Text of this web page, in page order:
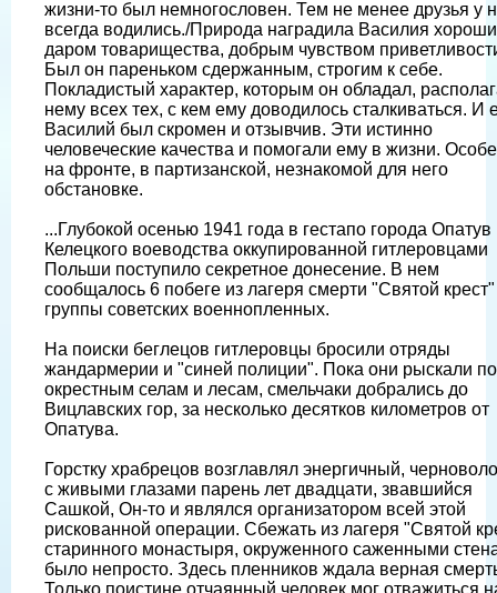
жизни-то был немногословен. Тем не менее друзья у
всегда водились./Природа наградила Василия
даром товарищества, добрым чувством
Был он пареньком сдержанным, строгим к себе.
Покладистый характер, которым он обладал,
нему всех тех, с кем ему доводилось сталкиваться. И
Василий был скромен и отзывчив. Эти истинно
человеческие качества и помогали ему в жизни.
на фронте, в партизанской, незнакомой для него
обстановке.
...Глубокой осенью 1941 года в гестапо города Опатув
Келецкого воеводства оккупированной гитлеровцами
Польши поступило секретное донесение. В нем
сообщалось 6 побеге из лагеря смерти "Святой крест"
группы советских военнопленных.
На поиски беглецов гитлеровцы бросили отряды
жандармерии и "синей полиции". Пока они рыскали по
окрестным селам и лесам, смельчаки добрались до
Вицлавских гор, за несколько десятков километров от
Опатува.
Горстку храбрецов возглавлял энергичный,
с живыми глазами парень лет двадцати, звавшийся
Сашкой, Он-то и являлся организатором всей этой
рискованной операции. Сбежать из лагеря "Святой
старинного монастыря, окруженного саженными
было непросто. Здесь пленников ждала верная
Только поистине отчаянный человек мог отважиться